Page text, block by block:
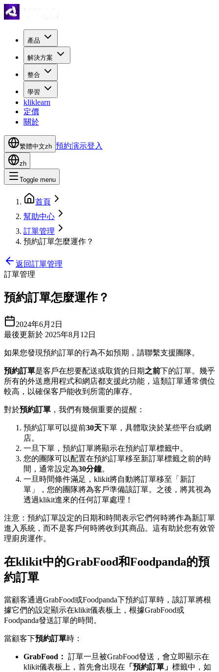
產品
解決方案
整合
學習
kliklearn
定價
關於
繁體中文zh 預約演示登入
zh
Toggle menu
首頁
幫助中心
訂單管理
預約訂單怎麼運作？
返回訂單管理
訂單管理
預約訂單怎麼運作？
2024年6月2日
最後更新於 2025年8月12日
如果您發現預約訂單的行為不如預期，請聯繫支援團隊。
預約訂單是客戶在想要配送或取貨的日期之前下的訂單。幾乎
所有的外送應用程式和網店都支援此功能，這類訂單通常價位
較高，以確保客戶能收到所需的庫存。
對於預約訂單 ，我們有幾個重要的提醒：
預約訂單可以提前30天下單，具體取決於某些平台或網
店。
一旦下單，預約訂單將顯示在預約訂單標籤中。
您的團隊可以配置在預約訂單移至新訂單標籤之前的時
間，通常設定為30分鐘。
一旦時間條件滿足，klikit將自動將訂單移至「新訂
單」，您的團隊將為客戶準備該訂單。之後，將其視為
透過klikit進來的任何訂單處理！
注意：預約訂單設定的日期和時間表示它們何時將作為新訂單
進入系統，而不是客戶何時將收到其商品。這有助於您有效管
理廚房運作。
在klikit中的GrabFood和Foodpanda的預
約訂單
當顧客通過GrabFood或Foodpanda下預約訂單時，該訂單將根
據它們的設定顯示在klikit儀表板上，根據GrabFood或
Foodpanda發送訂單的時間。
當顧客下預約訂單時：
GrabFood： 訂單一旦被GrabFood發送，會立即顯示在
klikit儀表板上，首先會出現在 「預約訂單」 標籤中，如